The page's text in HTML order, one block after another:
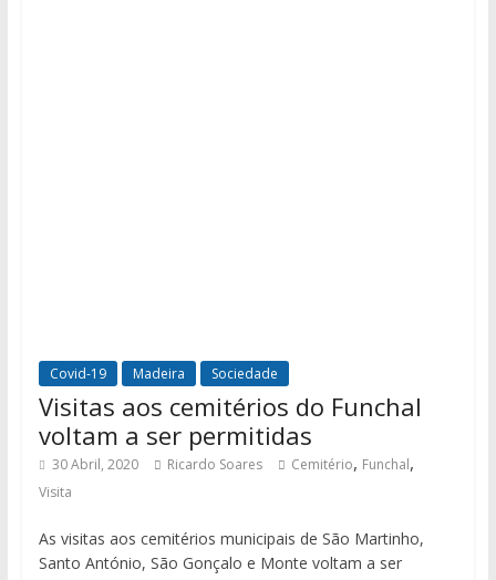
Covid-19 Madeira Sociedade
Visitas aos cemitérios do Funchal
voltam a ser permitidas
30 Abril, 2020 Ricardo Soares Cemitério, Funchal,
Visita
As visitas aos cemitérios municipais de São Martinho,
Santo António, São Gonçalo e Monte voltam a ser